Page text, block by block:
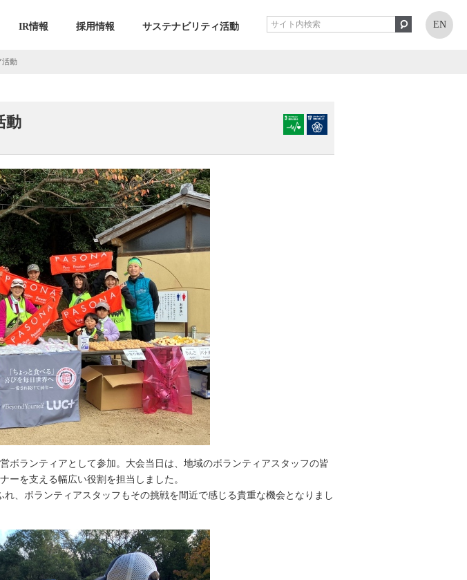
IR情報 採用情報 サステナビリティ活動 EN
活動
動
ランティアとして参加。大会当日は、地域のボランティアスタッフの皆
ーを支える幅広い役割を担当しました。
、ボランティアスタッフもその挑戦を間近で感じる貴重な機会となりまし